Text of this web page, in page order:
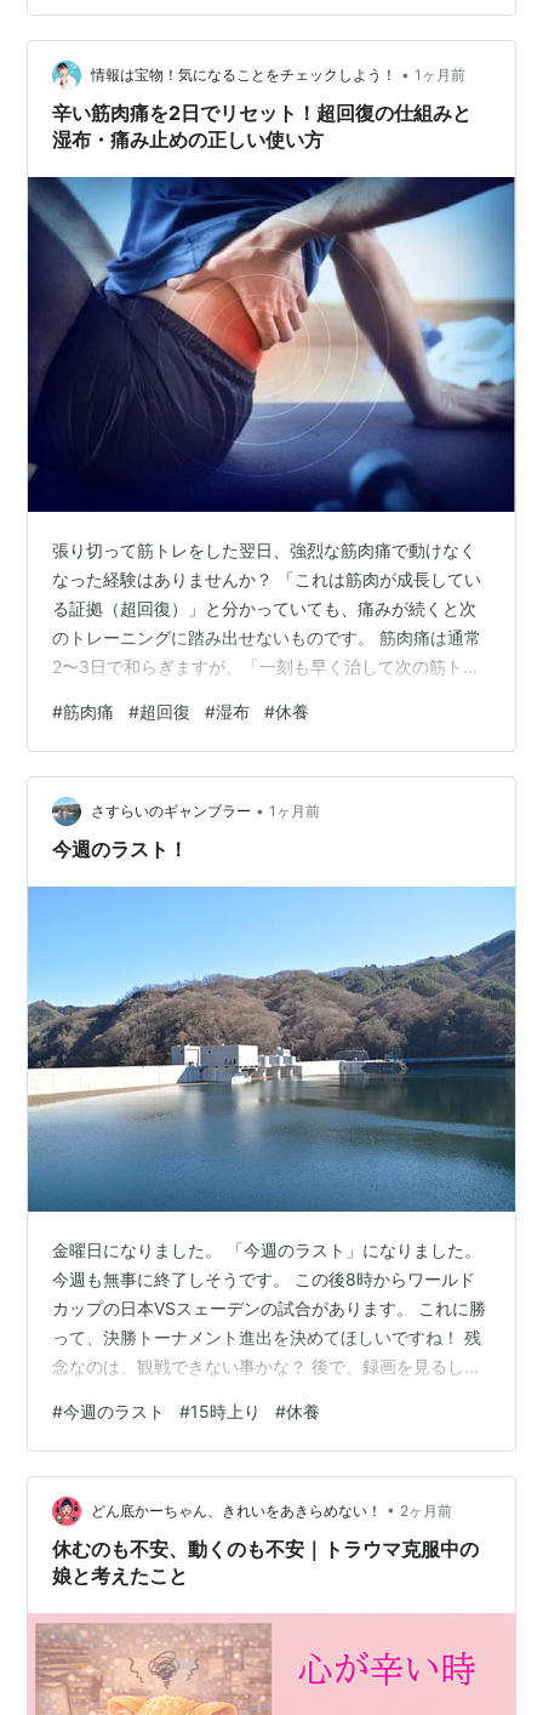
は無く、少し難しい事情を含んでいると推測している。
つまり皆が思うよりも日村の症状は悪いのではと心配し
ている。 そう考えるのはコロナ禍中にあったダチョウ倶
楽部の上島竜兵の自殺が思い出されるからです。…
情報は宝物！気になることをチェックしよう！ • 1ヶ月前
辛い筋肉痛を2日でリセット！超回復の仕組みと
湿布・痛み止めの正しい使い方
張り切って筋トレをした翌日、強烈な筋肉痛で動けなく
なった経験はありませんか？ 「これは筋肉が成長してい
る証拠（超回復）」と分かっていても、痛みが続くと次
のトレーニングに踏み出せないものです。 筋肉痛は通常
2〜3日で和らぎますが、「一刻も早く治して次の筋トレ
で本記事では、効率よく筋肉痛をケアして2日間でリセッ
トする方法や、超回復を促す正しいアプローチを分かり
やすく解説します。 あわせて、湿布や痛み止めの効果、
次からの筋肉痛を予防するコツもご紹介します。 ***目次
*** 筋肉痛を二日で治すには？筋トレ後の超回復を助ける
#筋肉痛 #超回復 #湿布 #休養
さすらいのギャンブラー • 1ヶ月前
今週のラスト！
金曜日になりました。 「今週のラスト」になりました。
今週も無事に終了しそうです。 この後8時からワールド
カップの日本VSスェーデンの試合があります。 これに勝
って、決勝トーナメント進出を決めてほしいですね！ 残
念なのは、観戦できない事かな？ 後で、録画を見るしか
が．． 給料も出たので、ランチでも行くかな？ 週末は？
いまの所予定はなしなので、しっかりと休養します。 で
は「今週ののラスト」行ってきます！ ランキング参加中
gooからきました ランキング参加中2025年開設ブログ ラ
ンキング参加中毎日ブログ ランキング参加中雑談・日記
を書きたい…
#今週のラスト #15時上り #休養
どん底かーちゃん、きれいをあきらめない！ • 2ヶ月前
休むのも不安、動くのも不安｜トラウマ克服中の
娘と考えたこと